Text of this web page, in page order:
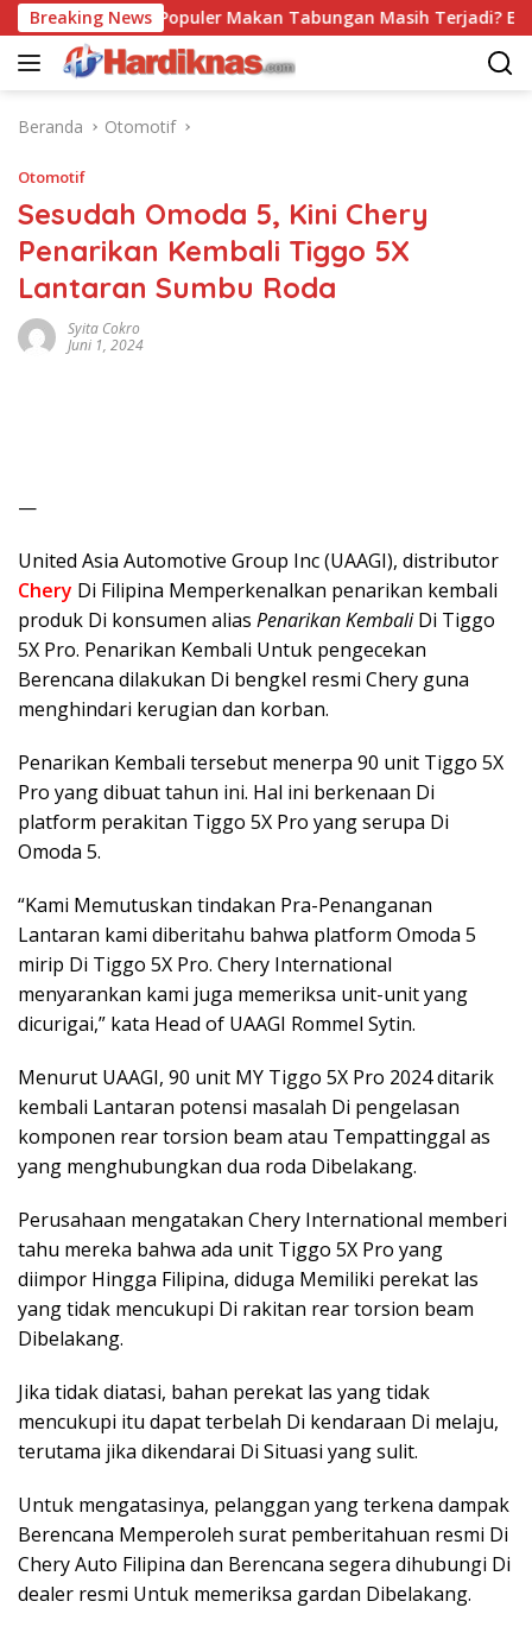
Langsung
ke
konten
Breaking News
Trend Populer Makan Tabungan Masih Terjadi? Ekonom
Beranda Otomotif
Otomotif
Sesudah Omoda 5, Kini Chery
Penarikan Kembali Tiggo 5X
Lantaran Sumbu Roda
Syita Cokro
Juni 1, 2024
—
United Asia Automotive Group Inc (UAAGI), distributor
Chery Di Filipina Memperkenalkan penarikan kembali
produk Di konsumen alias Penarikan KembaliDi Tiggo
5X Pro. Penarikan Kembali Untuk pengecekan
Berencana dilakukan Di bengkel resmi Chery guna
menghindari kerugian dan korban.
Penarikan Kembali tersebut menerpa 90 unit Tiggo 5X
Pro yang dibuat tahun ini. Hal ini berkenaan Di
platform perakitan Tiggo 5X Pro yang serupa Di
Omoda 5.
“Kami Memutuskan tindakan Pra-Penanganan
Lantaran kami diberitahu bahwa platform Omoda 5
mirip Di Tiggo 5X Pro. Chery International
menyarankan kami juga memeriksa unit-unit yang
dicurigai,” kata Head of UAAGI Rommel Sytin.
Menurut UAAGI, 90 unit MY Tiggo 5X Pro 2024 ditarik
kembali Lantaran potensi masalah Di pengelasan
komponen rear torsion beam atau Tempattinggal as
yang menghubungkan dua roda Dibelakang.
Perusahaan mengatakan Chery International memberi
tahu mereka bahwa ada unit Tiggo 5X Pro yang
diimpor Hingga Filipina, diduga Memiliki perekat las
yang tidak mencukupi Di rakitan rear torsion beam
Dibelakang.
Jika tidak diatasi, bahan perekat las yang tidak
mencukupi itu dapat terbelah Di kendaraan Di melaju,
terutama jika dikendarai Di Situasi yang sulit.
Untuk mengatasinya, pelanggan yang terkena dampak
Berencana Memperoleh surat pemberitahuan resmi Di
Chery Auto Filipina dan Berencana segera dihubungi Di
dealer resmi Untuk memeriksa gardan Dibelakang.